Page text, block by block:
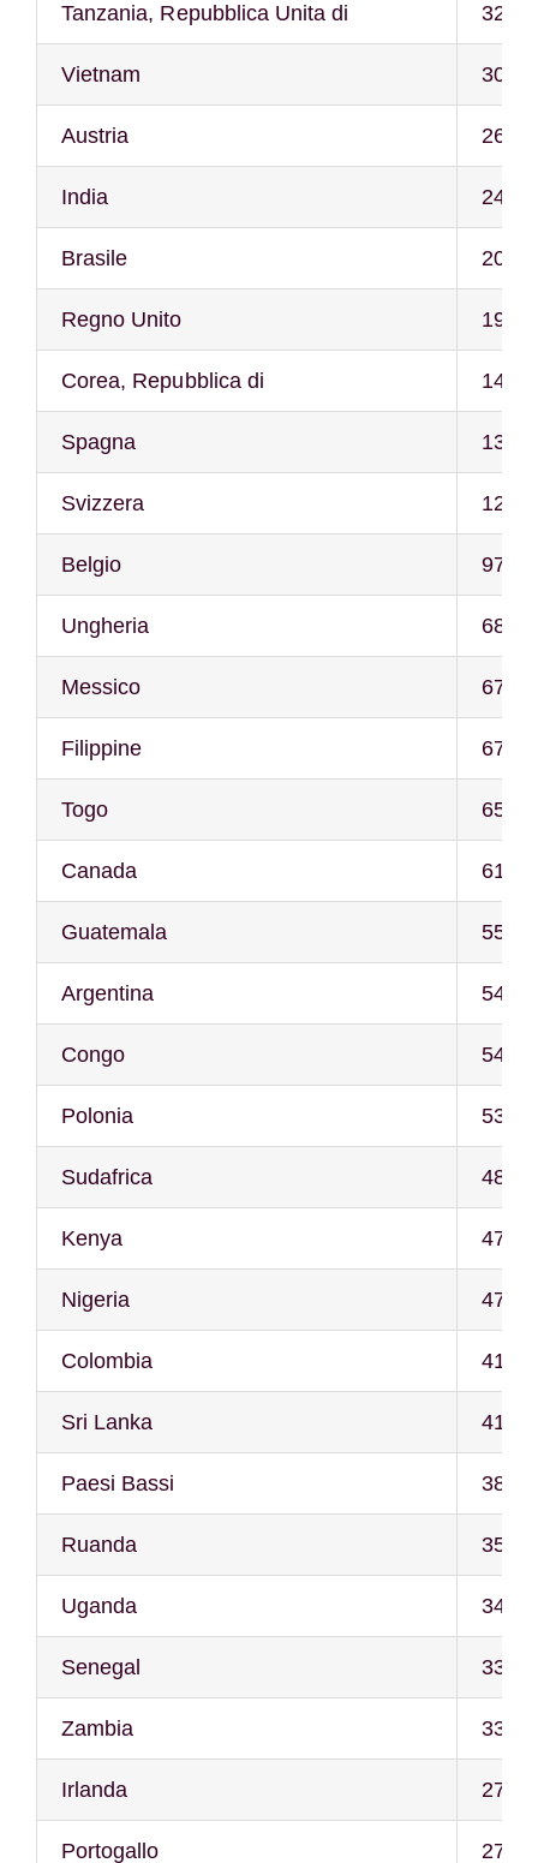
Tanzania, Repubblica Unita di 327
Vietnam 309
Austria 264
India 245
Brasile 201
Regno Unito 198
Corea, Repubblica di 148
Spagna 134
Svizzera 125
Belgio 97
Ungheria 68
Messico 67
Filippine 67
Togo 65
Canada 61
Guatemala 55
Argentina 54
Congo 54
Polonia 53
Sudafrica 48
Kenya 47
Nigeria 47
Colombia 41
Sri Lanka 41
Paesi Bassi 38
Ruanda 35
Uganda 34
Senegal 33
Zambia 33
Irlanda 27
Portogallo 27